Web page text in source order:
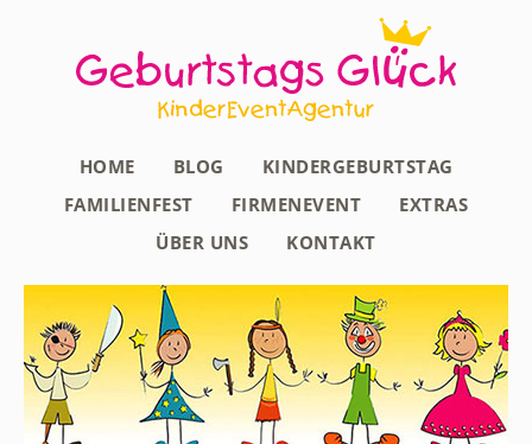
HOME BLOG
KINDERGEBURTSTAG
FAMILIENFEST
FIRMENEVENT
EXTRAS
ÜBER UNS
KONTAKT